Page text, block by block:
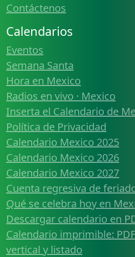
Contáctenos
Calendarios
Eventos
Semana Santa
Hora en Mexico
Radios en vivo · Mexico
Inserta el Calendario de
Política de Privacidad
Calendario Mexico 2025
Calendario Mexico 2026
Calendario Mexico 2027
Cuenta regresiva de
Qué se celebra hoy en
Descargar calendario en
Calendario imprimible:
vertical y listado